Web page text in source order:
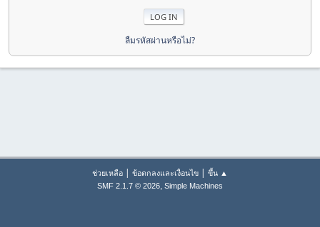
ลืมรหัสผ่านหรือไม่?
ช่วยเหลือ | ข้อตกลงและเงื่อนไข | ขึ้น ▲
SMF 2.1.7 © 2026, Simple Machines